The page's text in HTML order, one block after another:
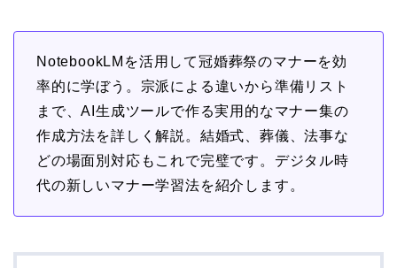
NotebookLMを活用して冠婚葬祭のマナーを効
率的に学ぼう。宗派による違いから準備リスト
まで、AI生成ツールで作る実用的なマナー集の
作成方法を詳しく解説。結婚式、葬儀、法事な
どの場面別対応もこれで完璧です。デジタル時
代の新しいマナー学習法を紹介します。